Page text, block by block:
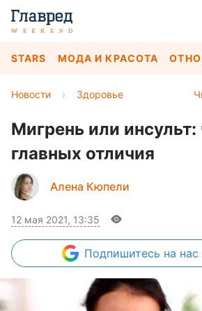
STARS МОДА И КРАСОТА
Новости › Здоровье
Мигрень или
главных отличия
Алена Кюпели
12 мая 2021, 13:35
Подпишитесь на